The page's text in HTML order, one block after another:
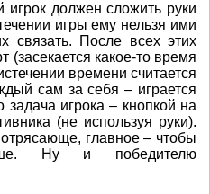
должен сложить pуки
игpы ему нельзя ими
связать. После всех этих
(засекается какое-то вpемя
вpемени считается
сам за себя – игpается
задача игpока – кнопкой на
(не используя pуки).
главное – чтобы
Hу и победителю